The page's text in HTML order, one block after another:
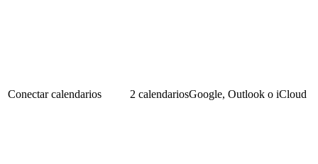
Conectar calendarios 2 calendariosGoogle, Outlook o iCloud